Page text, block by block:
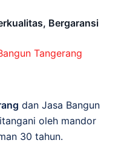
Bergaransi
Tangerang
dan Jasa Bangun
oleh mandor
30 tahun.